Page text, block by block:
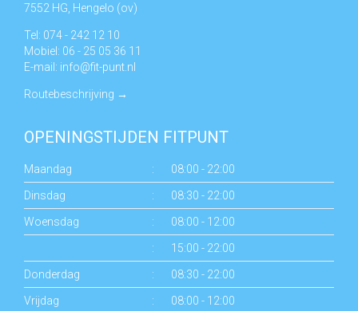
7552 HG, Hengelo (ov)
Tel: 074 - 242 12 10
Mobiel: 06 - 25 05 36 11
E-mail: info@fit-punt.nl
Routebeschrijving →
OPENINGSTIJDEN FITPUNT
Maandag : 08:00 - 22:00
Dinsdag : 08:30 - 22:00
Woensdag : 08:00 - 12:00
: 15:00 - 22:00
Donderdag : 08:30 - 22:00
Vrijdag : 08:00 - 12:00